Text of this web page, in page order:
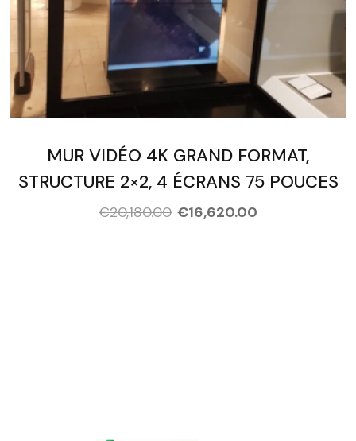
MUR VIDÉO 4K GRAND FORMAT,
STRUCTURE 2×2, 4 ÉCRANS 75 POUCES
€20,180.00 €16,620.00